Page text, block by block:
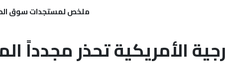
ملخص لمستجدات سوق الطاقة
الأمريكية تحذر